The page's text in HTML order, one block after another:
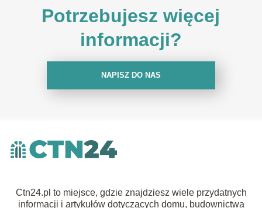
Potrzebujesz więcej
informacji?
NAPISZ DO NAS
Ctn24.pl to miejsce, gdzie znajdziesz wiele przydatnych
informacji i artykułów dotyczących domu, budownictwa